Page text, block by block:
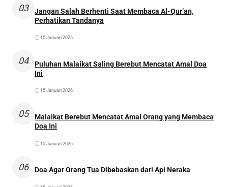
03
Jangan Salah Berhenti Saat Membaca Al-Qur’an,
Perhatikan Tandanya
15 Januari 2026
04
Puluhan Malaikat Saling Berebut Mencatat Amal Doa
Ini
15 Januari 2026
05
Malaikat Berebut Mencatat Amal Orang yang Membaca
Doa Ini
15 Januari 2026
06 Doa Agar Orang Tua Dibebaskan dari Api Neraka